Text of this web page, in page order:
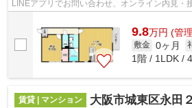
LINEアプリでお問い合わせ、オンライン内見・
9.8万円 (管
敷金 0ヶ月
1階 / 1LDK /
賃貸 | マンション 大阪市城東区永田２丁